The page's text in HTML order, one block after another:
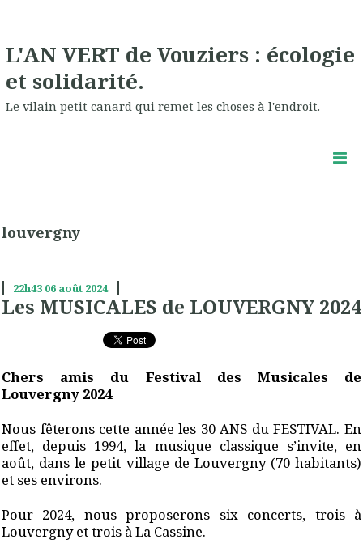
L'AN VERT de Vouziers : écologie
et solidarité.
Le vilain petit canard qui remet les choses à l'endroit.
louvergny
22h43 06 août 2024
Les MUSICALES de LOUVERGNY 2024
Chers amis du Festival des Musicales de
Louvergny 2024
Nous fêterons cette année les 30 ANS du FESTIVAL. En
effet, depuis 1994, la musique classique s’invite, en
août, dans le petit village de Louvergny (70 habitants)
et ses environs.
Pour 2024, nous proposerons six concerts, trois à
Louvergny et trois à La Cassine.